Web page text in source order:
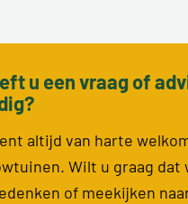
u een vraag of
altijd van harte
Wilt u graag dat
of meekijken